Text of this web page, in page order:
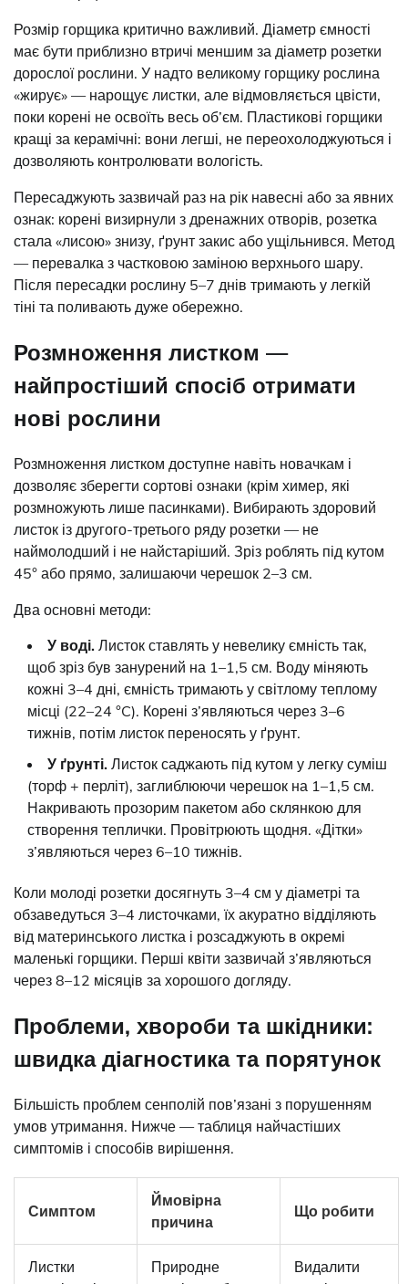
Розмір горщика критично важливий. Діаметр ємності
має бути приблизно втричі меншим за діаметр розетки
дорослої рослини. У надто великому горщику рослина
«жирує» — нарощує листки, але відмовляється цвісти,
поки корені не освоїть весь об’єм. Пластикові горщики
кращі за керамічні: вони легші, не переохолоджуються і
дозволяють контролювати вологість.
Пересаджують зазвичай раз на рік навесні або за явних
ознак: корені визирнули з дренажних отворів, розетка
стала «лисою» знизу, ґрунт закис або ущільнився. Метод
— перевалка з частковою заміною верхнього шару.
Після пересадки рослину 5–7 днів тримають у легкій
тіні та поливають дуже обережно.
Розмноження листком —
найпростіший спосіб отримати
нові рослини
Розмноження листком доступне навіть новачкам і
дозволяє зберегти сортові ознаки (крім химер, які
розмножують лише пасинками). Вибирають здоровий
листок із другого-третього ряду розетки — не
наймолодший і не найстаріший. Зріз роблять під кутом
45° або прямо, залишаючи черешок 2–3 см.
Два основні методи:
У воді. Листок ставлять у невелику ємність так,
щоб зріз був занурений на 1–1,5 см. Воду міняють
кожні 3–4 дні, ємність тримають у світлому теплому
місці (22–24 °C). Корені з’являються через 3–6
тижнів, потім листок переносять у ґрунт.
У ґрунті. Листок саджають під кутом у легку суміш
(торф + перліт), заглиблюючи черешок на 1–1,5 см.
Накривають прозорим пакетом або склянкою для
створення теплички. Провітрюють щодня. «Дітки»
з’являються через 6–10 тижнів.
Коли молоді розетки досягнуть 3–4 см у діаметрі та
обзаведуться 3–4 листочками, їх акуратно відділяють
від материнського листка і розсаджують в окремі
маленькі горщики. Перші квіти зазвичай з’являються
через 8–12 місяців за хорошого догляду.
Проблеми, хвороби та шкідники:
швидка діагностика та порятунок
Більшість проблем сенполій пов’язані з порушенням
умов утримання. Нижче — таблиця найчастіших
симптомів і способів вирішення.
Симптом
Ймовірна
причина
Що робити
Листки
Природне
Видалити